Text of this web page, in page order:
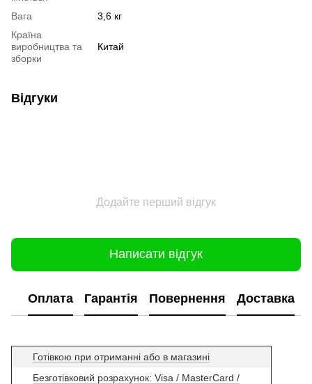
Вага
3,6 кг
Країна
виробництва та
зборки
Китай
Відгуки
Додайте перший відгук
Написати відгук
Оплата Гарантія Повернення Доставка
Готівкою при отриманні або в магазині
Безготівковий розрахунок: Visa / MasterCard /